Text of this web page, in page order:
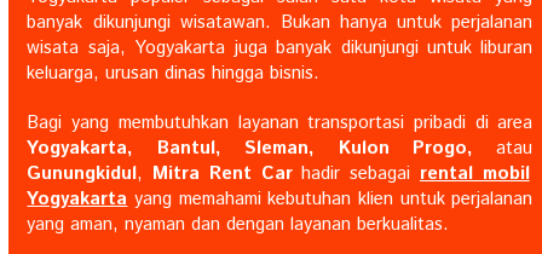
banyak dikunjungi wisatawan. Bukan hanya untuk perjalanan
wisata saja, Yogyakarta juga banyak dikunjungi untuk liburan
keluarga, urusan dinas hingga bisnis.
Bagi yang membutuhkan layanan transportasi pribadi di area
Yogyakarta, Bantul, Sleman, Kulon Progo,atau
Gunungkidul, Mitra Rent Carhadir sebagai rental mobil
Yogyakartayang memahami kebutuhan klien untuk perjalanan
yang aman, nyaman dan dengan layanan berkualitas.